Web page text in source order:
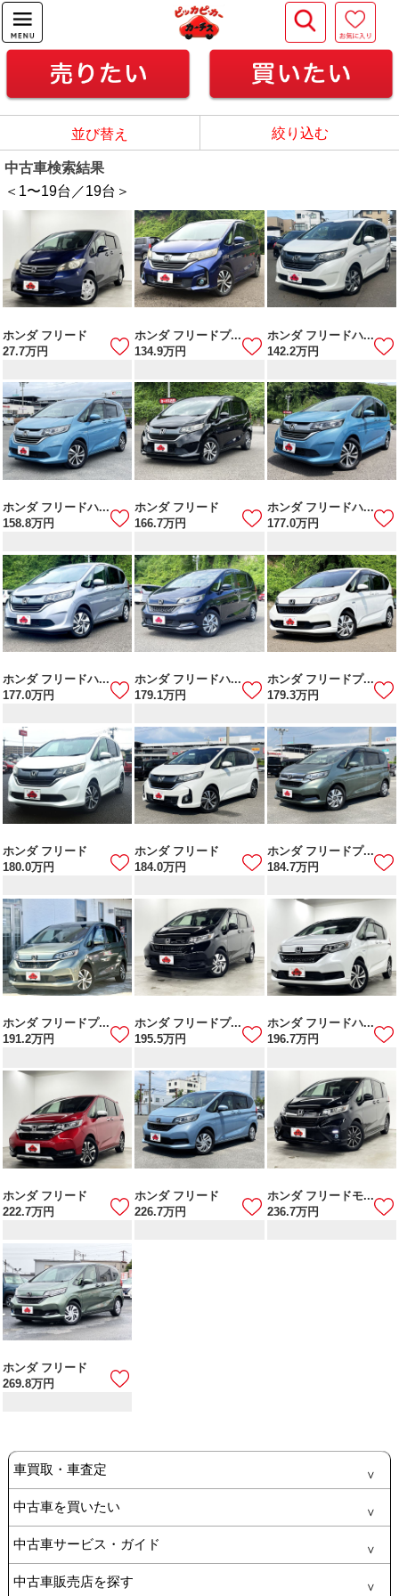
並び替え 絞り込む
中古車検索結果
＜1〜19台／19台＞
ホンダ フリード
27.7万円
ホンダ フリードプ...
134.9万円
ホンダ フリードハ...
142.2万円
ホンダ フリードハ...
158.8万円
ホンダ フリード
166.7万円
ホンダ フリードハ...
177.0万円
ホンダ フリードハ...
177.0万円
ホンダ フリードハ...
179.1万円
ホンダ フリードプ...
179.3万円
ホンダ フリード
180.0万円
ホンダ フリード
184.0万円
ホンダ フリードプ...
184.7万円
ホンダ フリードプ...
191.2万円
ホンダ フリードプ...
195.5万円
ホンダ フリードハ...
196.7万円
ホンダ フリード
222.7万円
ホンダ フリード
226.7万円
ホンダ フリードモ...
236.7万円
ホンダ フリード
269.8万円
車買取・車査定
中古車を買いたい
中古車サービス・ガイド
中古車販売店を探す